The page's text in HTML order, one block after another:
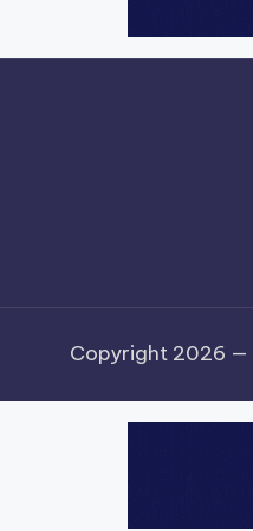
Copyright 2026 —